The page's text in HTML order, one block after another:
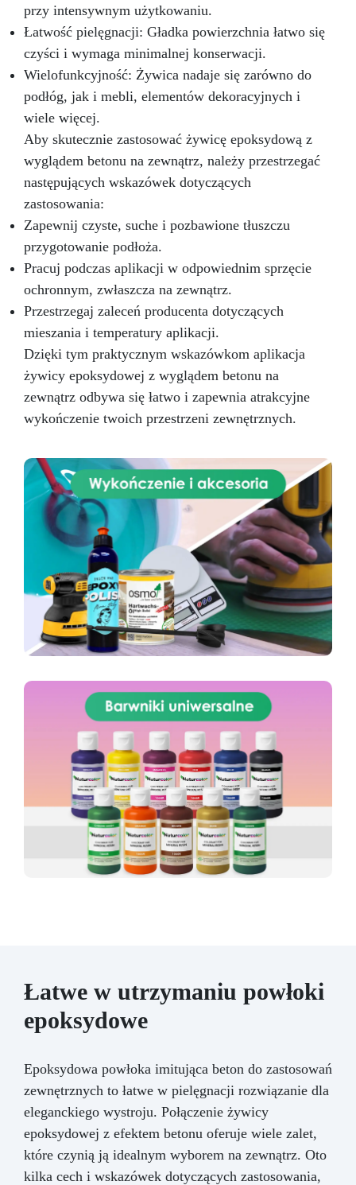
epoksydowe 3D, podłogi biurowe,
kwasoodporne podłogi epoksydowe; – dzieła
sztuki, tworzenie obiektów artystycznych
(obrazy, panele, itp.) techniką “fluid-art”; –
pokrycie powierzchni, przedmiotów i mebli, by
kolor nabrał głębi i blasku; – betonowe blaty
kuchenne; – tworzenie efektu 3D między innymi
na wydrukach, zdjęciach i obrazach; –
utrwalanie wypełniaczy (elementy dekoracyjne,
szkło, kamień, kwarc, itd.) – stworzenie idealnie
przezroczystej warstwy ochronnej na Twoich
przy intensywnym użytkowaniu.
Łatwość pielęgnacji: Gładka powierzchnia łatwo się
czyści i wymaga minimalnej konserwacji.
Wielofunkcyjność: Żywica nadaje się zarówno do
podłóg, jak i mebli, elementów dekoracyjnych i
wiele więcej.
Aby skutecznie zastosować żywicę epoksydową z
wyglądem betonu na zewnątrz, należy przestrzegać
następujących wskazówek dotyczących
zastosowania:
Zapewnij czyste, suche i pozbawione tłuszczu
przygotowanie podłoża.
Pracuj podczas aplikacji w odpowiednim sprzęcie
ochronnym, zwłaszcza na zewnątrz.
Przestrzegaj zaleceń producenta dotyczących
mieszania i temperatury aplikacji.
Dzięki tym praktycznym wskazówkom aplikacja
żywicy epoksydowej z wyglądem betonu na
zewnątrz odbywa się łatwo i zapewnia atrakcyjne
wykończenie twoich przestrzeni zewnętrznych.
Łatwe w utrzymaniu powłoki
epoksydowe
Epoksydowa powłoka imitująca beton do zastosowań
zewnętrznych to łatwe w pielęgnacji rozwiązanie dla
eleganckiego wystroju. Połączenie żywicy
epoksydowej z efektem betonu oferuje wiele zalet,
które czynią ją idealnym wyborem na zewnątrz. Oto
kilka cech i wskazówek dotyczących zastosowania,